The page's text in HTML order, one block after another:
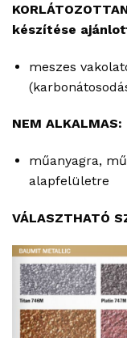
készítése
meszes
NEM ALKALMAS:
műanyagra,
alapfelületre
VÁLASZTHATÓ